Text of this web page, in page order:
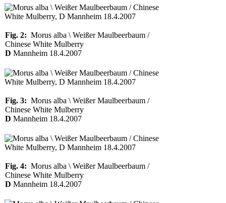
Fig. 2: Morus alba \ Weißer Maulbeerbaum /
Chinese White Mulberry
D Mannheim 18.4.2007
Fig. 3: Morus alba \ Weißer Maulbeerbaum /
Chinese White Mulberry
D Mannheim 18.4.2007
Fig. 4: Morus alba \ Weißer Maulbeerbaum /
Chinese White Mulberry
D Mannheim 18.4.2007